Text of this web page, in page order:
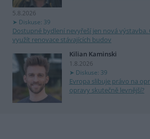
5.8.2026
Diskuse: 39
Dostupné bydlení nevyřeší jen nová výstavba.
využít renovace stávajících budov
Kilian Kaminski
1.8.2026
Diskuse: 39
Evropa slibuje právo na
opravy skutečně levnější?